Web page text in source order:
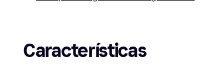
Características